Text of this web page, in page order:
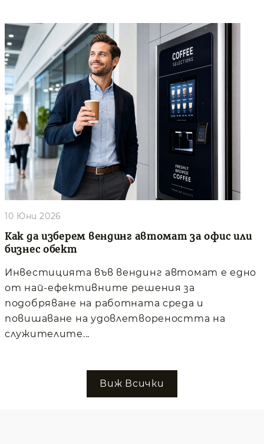
Как да изберем вендинг автомат за офис или
бизнес обект
10 Юни 2026
Инвестицията във вендинг автомат е едно
от най-ефективните решения за
подобряване на работната среда и
повишаване на удовлетвореността на
служителите...
Виж Всички